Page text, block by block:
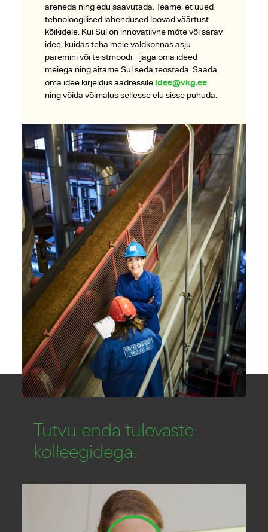
areneda ning edu saavutada. Teame, et uued
tehnoloogilised lahendused loovad väärtust
kõikidele. Kui Sul on innovatiivne mõte või särav
idee, kuidas teha meie valdkonnas asju
paremini või teistmoodi – jaga oma ideed
meiega ning aitame Sul seda teostada. Saada
oma idee kirjeldus aadressileidee@vkg.ee
ning võida võimalus sellesse elu sisse puhuda.
Tutvu enda tulevaste
kolleegidega!